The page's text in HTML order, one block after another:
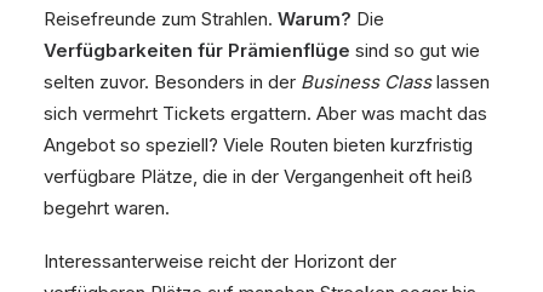
Reisefreunde zum Strahlen. Warum? Die
Verfügbarkeiten für Prämienflüge sind so gut wie
selten zuvor. Besonders in der Business Classlassen
sich vermehrt Tickets ergattern. Aber was macht das
Angebot so speziell? Viele Routen bieten kurzfristig
verfügbare Plätze, die in der Vergangenheit oft heiß
begehrt waren.
Interessanterweise reicht der Horizont der